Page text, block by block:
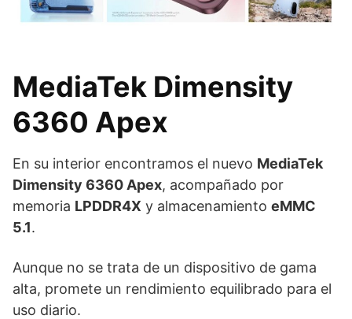
MediaTek Dimensity
6360 Apex
En su interior encontramos el nuevo MediaTek
Dimensity 6360 Apex, acompañado por
memoria LPDDR4X y almacenamiento eMMC
5.1.
Aunque no se trata de un dispositivo de gama
alta, promete un rendimiento equilibrado para el
uso diario.